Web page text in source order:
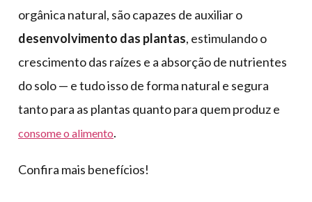
orgânica natural, são capazes de auxiliar o
desenvolvimento das plantas, estimulando o
crescimento das raízes e a absorção de nutrientes
do solo — e tudo isso de forma natural e segura
tanto para as plantas quanto para quem produz e
consome o alimento.
Confira mais benefícios!